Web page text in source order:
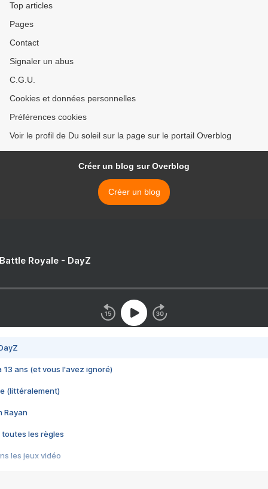
Top articles
Pages
Contact
Signaler un abus
C.G.U.
Cookies et données personnelles
Préférences cookies
Voir le profil de Du soleil sur la page sur le portail Overblog
Créer un blog sur Overblog
Créer un blog
Royale - DayZ
13 ans (et vous l'avez ignoré)
(littéralement)
Rayan
toutes les règles
les jeux vidéo